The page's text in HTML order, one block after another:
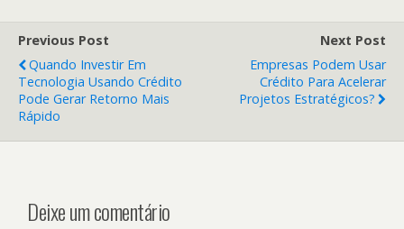
Previous Post
Quando Investir Em
Tecnologia Usando Crédito
Pode Gerar Retorno Mais
Rápido
Next Post
Empresas Podem Usar
Crédito Para Acelerar
Projetos Estratégicos?
Deixe um comentário